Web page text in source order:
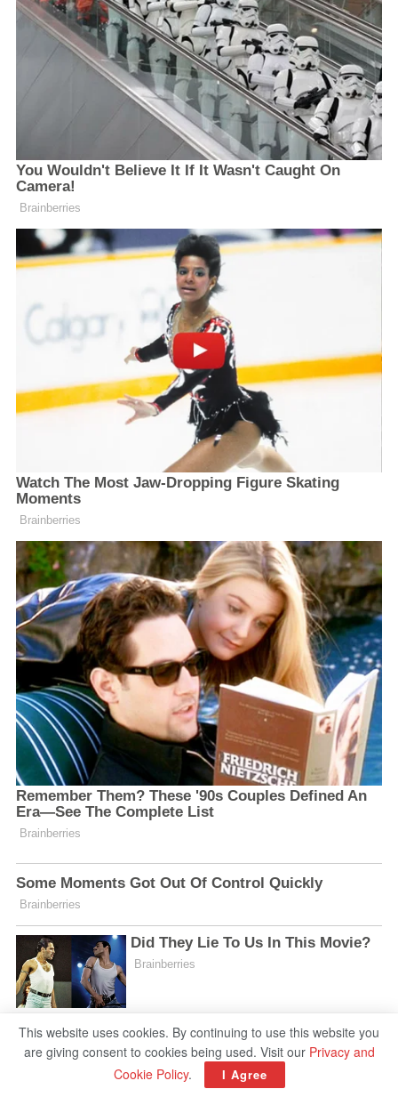
This website uses cookies. By continuing to use this website you
are giving consent to cookies being used. Visit our Privacy and
Cookie Policy. I Agree